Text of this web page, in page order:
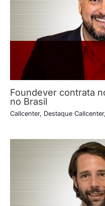
Foundever contrata
no Brasil
Callcenter, Destaque Callcenter,